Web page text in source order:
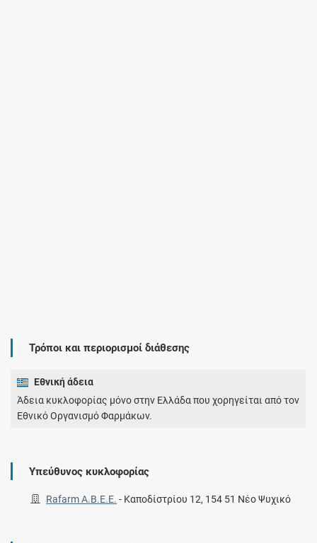
Τρόποι και περιορισμοί διάθεσης
Εθνική άδεια
Άδεια κυκλοφορίας μόνο στην Ελλάδα που χορηγείται από τον
Εθνικό Οργανισμό Φαρμάκων.
Υπεύθυνος κυκλοφορίας
Rafarm Α.Β.Ε.Ε. - Καποδίστρίου 12, 154 51 Νέο Ψυχικό